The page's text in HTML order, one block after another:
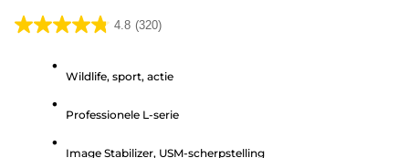
4.8 (320)
4.8
sterren.
Wildlife, sport, actie
Professionele L-serie
Image Stabilizer, USM-scherpstelling